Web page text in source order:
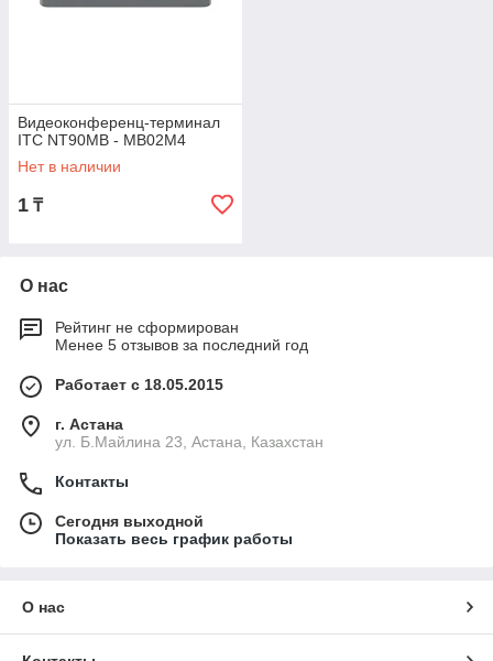
Видеоконференц-терминал
ITC NT90MB - MB02M4
Нет в наличии
1 ₸
О нас
Рейтинг не сформирован
Менее 5 отзывов за последний год
Работает с 18.05.2015
г. Астана
ул. Б.Майлина 23, Астана, Казахстан
Контакты
Сегодня выходной
Показать весь график работы
О нас